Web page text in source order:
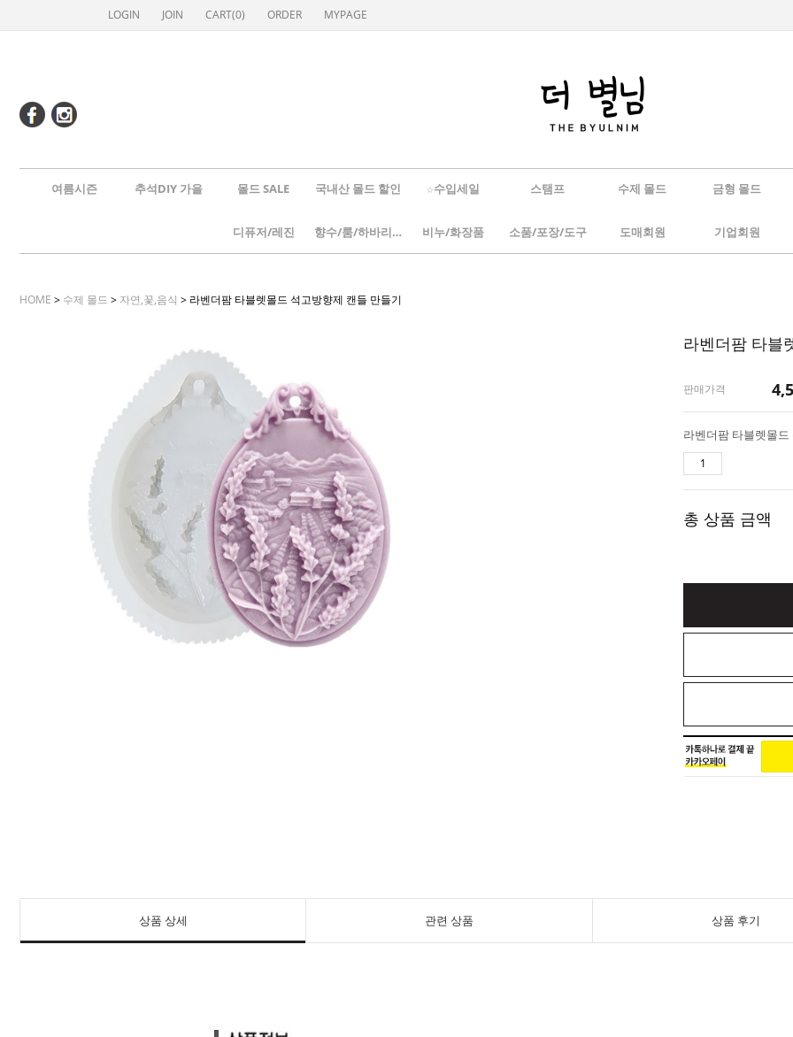
LOGIN JOIN CART(0) ORDER MYPAGE
여름시즌 추석DIY 가을 몰드 SALE 국내산 몰드 할인 ☆수입세일 스탬프 수제 몰드 금형 몰드
디퓨저/레진 향수/룸/하바리움 비누/화장품 소품/포장/도구 도매회원 기업회원
HOME > 수제 몰드 > 자연,꽃,음식 > 라벤더팜 타블렛몰드 석고방향제 캔들 만들기
라벤더팜 타블
판매가격
총 상품 금액
상품 상세 관련 상품 상품 후기